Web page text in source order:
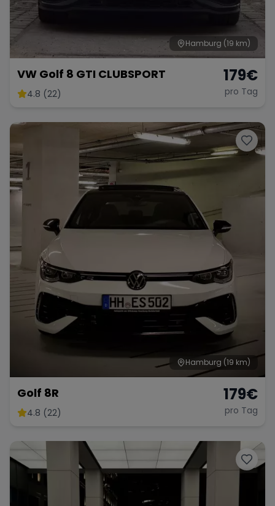
Hamburg (19 km)
VW Golf 8 GTI CLUBSPORT
4.8 (22)
179€
pro Tag
Hamburg (19 km)
Golf 8R
4.8 (22)
179€
pro Tag